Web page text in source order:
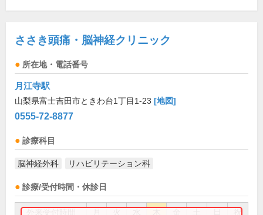
ささき頭痛・脳神経クリニック
所在地・電話番号
月江寺駅
山梨県富士吉田市ときわ台1丁目1-23 [地図]
0555-72-8877
診療科目
脳神経外科 リハビリテーション科
診療/受付時間・休診日
祝